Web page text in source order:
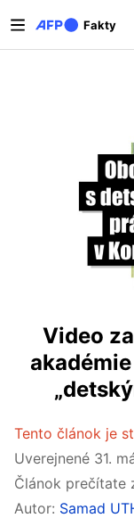
Fakty
Primárne
Video
Tento článok je
Uverejnené 31.
Článok prečítate
Autor: Samad